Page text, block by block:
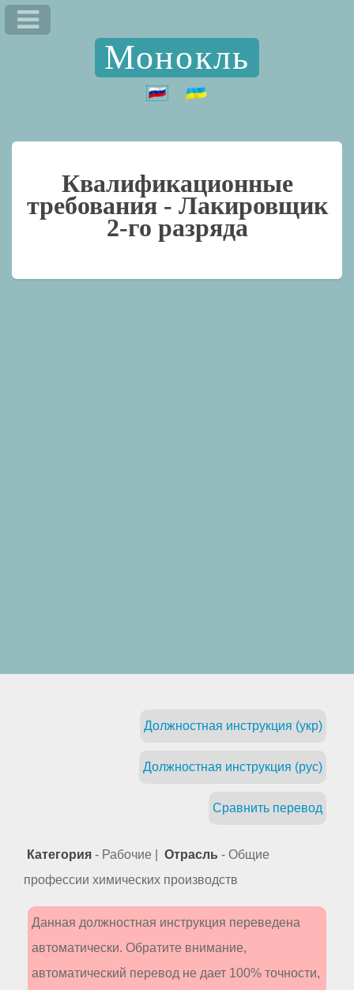
Монокль
Квалификационные
требования - Лакировщик
2-го разряда
Должностная инструкция (укр)
Должностная инструкция (рус)
Сравнить перевод
Категория - Рабочие | Отрасль - Общие
профессии химических производств
Данная должностная инструкция переведена
автоматически. Обратите внимание,
автоматический перевод не дает 100% точности,